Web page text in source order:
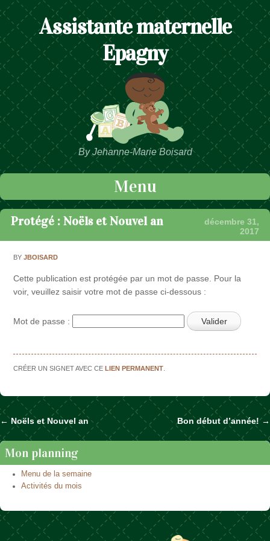
Assistante maternelle
Epagny
By Jehanne-Marie Boisard
Menu
Passer au contenu
Protégé : Noëls et Nouvel an
décembre 31,
2017
BYJBOISARD
Cette publication est protégée par un mot de passe. Pour la
voir, veuillez saisir votre mot de passe ci-dessous :
Mot de passe :
CRÉER UN SIGNET AVEC CELIEN PERMANENT
Naviguer dans les articles
←Noëls et Nouvel an Bon début d’année!→
Mon planning
Menu de la semaine
Activités du mois